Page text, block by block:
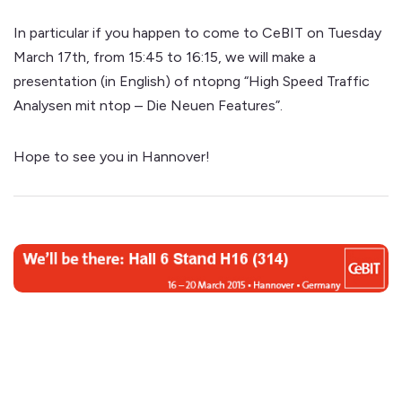
In particular if you happen to come to CeBIT on Tuesday
March 17th, from 15:45 to 16:15, we will make a
presentation (in English) of ntopng “High Speed Traffic
Analysen mit ntop – Die Neuen Features”.
Hope to see you in Hannover!